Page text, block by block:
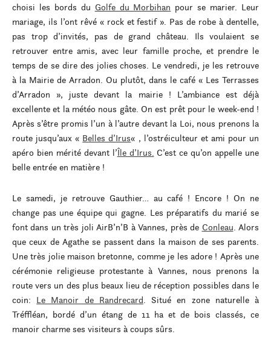
choisi les bords du Golfe du Morbihan pour se marier. Leur
mariage, ils l’ont rêvé « rock et festif ». Pas de robe à dentelle,
pas trop d’invités, pas de grand château. Ils voulaient se
retrouver entre amis, avec leur famille proche, et prendre le
temps de se dire des jolies choses. Le vendredi, je les retrouve
à la Mairie de Arradon. Ou plutôt, dans le café « Les Terrasses
d’Arradon », juste devant la mairie ! L’ambiance est déjà
excellente et la météo nous gâte. On est prêt pour le week-end !
Après s’être promis l’un à l’autre devant la Loi, nous prenons la
route jusqu’aux « Belles d’Irus« , l’ostréiculteur et ami pour un
apéro bien mérité devant l’Île d’Irus. C’est ce qu’on appelle une
belle entrée en matière !
Le samedi, je retrouve Gauthier… au café ! Encore ! On ne
change pas une équipe qui gagne. Les préparatifs du marié se
font dans un très joli AirB’n’B à Vannes, près de Conleau. Alors
que ceux de Agathe se passent dans la maison de ses parents.
Une très jolie maison bretonne, comme je les adore ! Après une
cérémonie religieuse protestante à Vannes, nous prenons la
route vers un des plus beaux lieu de réception possibles dans le
coin: Le Manoir de Randrecard. Situé en zone naturelle à
Tréffléan, bordé d’un étang de 11 ha et de bois classés, ce
manoir charme ses visiteurs à coups sûrs.